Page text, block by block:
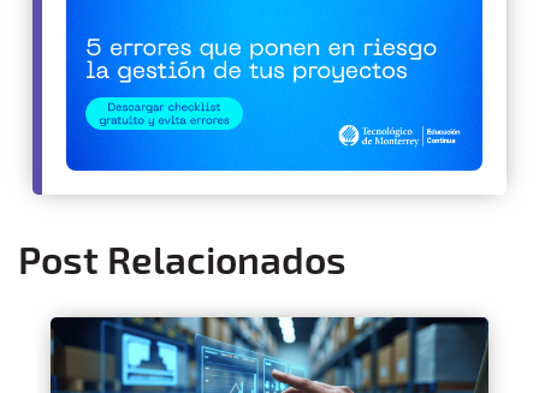
Post Relacionados